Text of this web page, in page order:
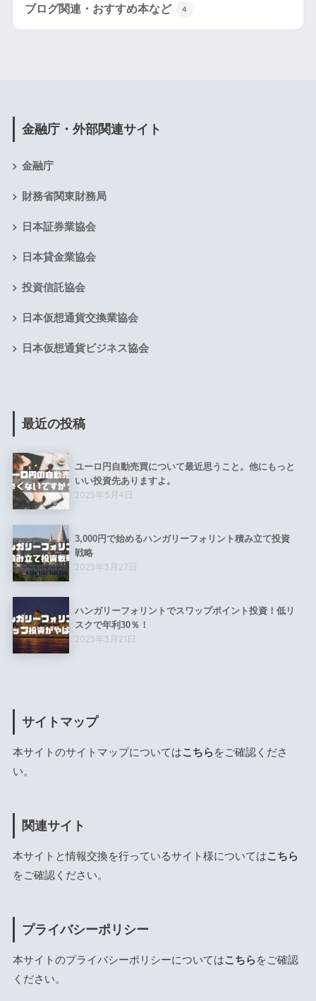
ブログ関連・おすすめ本など 4
金融庁・外部関連サイト
金融庁
財務省関東財務局
日本証券業協会
日本貸金業協会
投資信託協会
日本仮想通貨交換業協会
日本仮想通貨ビジネス協会
最近の投稿
ユーロ円自動売買について最近思うこと。他にもっと
いい投資先ありますよ。
2023年5月4日
3,000円で始めるハンガリーフォリント積み立て投資
戦略
2023年3月27日
ハンガリーフォリントでスワップポイント投資！低リ
スクで年利30％！
2023年3月21日
サイトマップ
本サイトのサイトマップについてはこちらをご確認くださ
い。
関連サイト
本サイトと情報交換を行っているサイト様についてはこちら
をご確認ください。
プライバシーポリシー
本サイトのプライバシーポリシーについてはこちらをご確認
ください。